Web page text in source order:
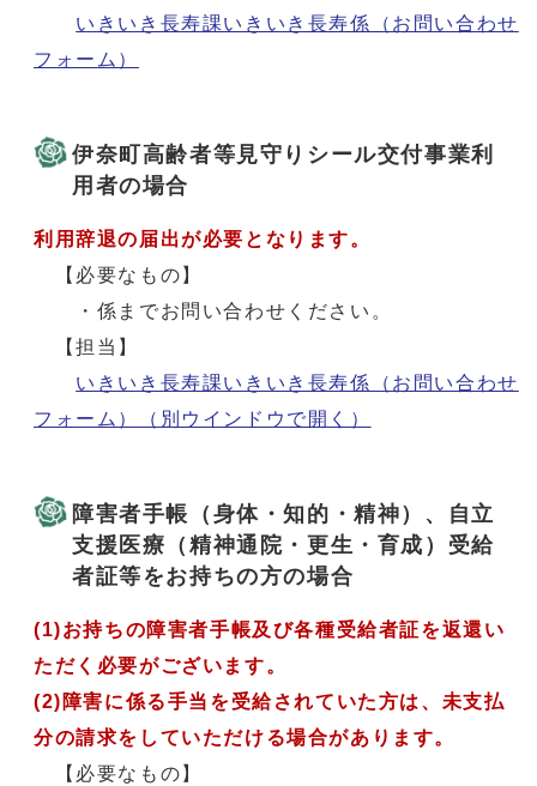
いきいき長寿課いきいき長寿係（お問い合わせ
フォーム）
伊奈町高齢者等見守りシール交付事業利
用者の場合
利用辞退の届出が必要となります。
【必要なもの】
・係までお問い合わせください。
【担当】
いきいき長寿課いきいき長寿係（お問い合わせ
フォーム）
（別ウインドウで開く）
障害者手帳（身体・知的・精神）、自立
支援医療（精神通院・更生・育成）受給
者証等をお持ちの方の場合
(1)お持ちの障害者手帳及び各種受給者証を返還い
ただく必要がございます。
(2)障害に係る手当を受給されていた方は、未支払
分の請求をしていただける場合があります。
【必要なもの】